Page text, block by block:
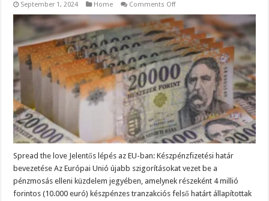
September 1, 2024 Home Comments Offon
lett
akik
féltek!
Itt
a
készpénzfizetési
limit,
amit
bevezetnek!
Spread the love Jelentős lépés az EU-ban: Készpénzfizetési határ
bevezetése Az Európai Unió újabb szigorításokat vezet be a
pénzmosás elleni küzdelem jegyében, amelynek részeként 4 millió
forintos (10.000 euró) készpénzes tranzakciós felső határt állapítottak